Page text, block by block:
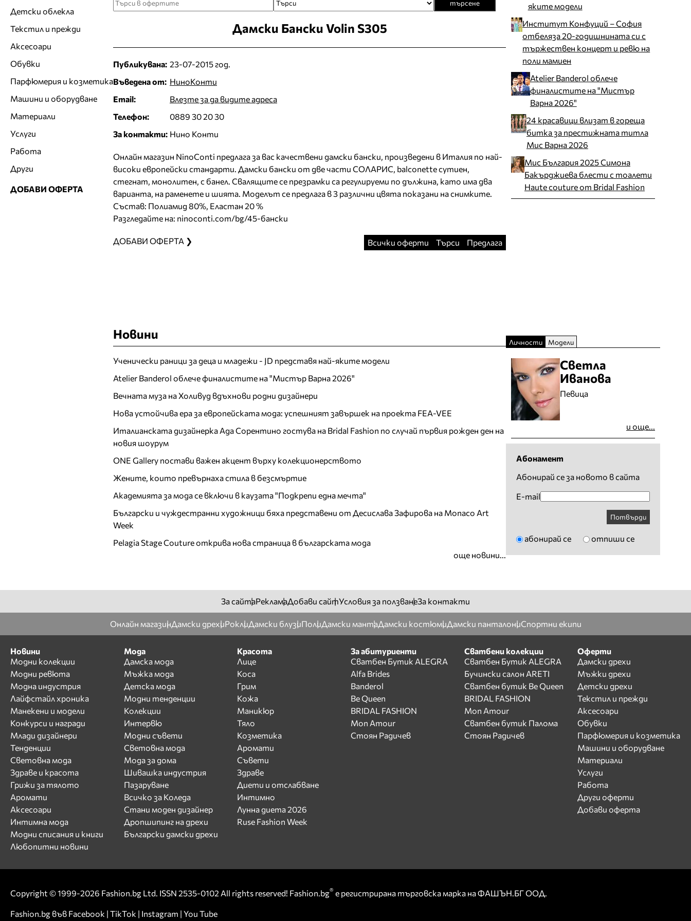
търсене
Дамски Бански Volin S305
Публикувана: 23-07-2015 год.
Въведена от: НиноКонти
Email:
Влезте за да видите адреса
Телефон:
0889 30 20 30
За контакти: Нино Конти
Онлайн магазин NinoConti предлага за вас качествени дамски бански, произведени в Италия по най-
високи европейски стандарти. Дамски бански от две части СОЛАРИС, balconette сутиен,
стегнат, монолитен, с банел. Свалящите се презрамки са регулируеми по дължина, като има два
варианта, на раменете и шията. Моделът се предлага в 3 различни цвята показани на снимките.
Състав: Полиамид 80%, Еластан 20 %
Разгледайте на: ninoconti.com/bg/45-бански
ДОБАВИ ОФЕРТА ❯ Всички оферти Търси Предлага
Новини
Ученически раници за деца и младежи - JD представя най-яките модели
Atelier Banderol облече финалистите на "Мистър Варна 2026"
Вечната муза на Холивуд вдъхнови родни дизайнери
Нова устойчива ера за европейската мода: успешният завършек на проекта FEA-VEE
Италианската дизайнерка Ада Сорентино гостува на Bridal Fashion по случай първия рожден ден на
новия шоурум
ONE Gallery постави важен акцент върху колекционерството
Жените, които превърнаха стила в безсмъртие
Академията за мода се включи в каузата "Подкрепи една мечта"
Български и чуждестранни художници бяха представени от Десислава Зафирова на Monaco Art
Week
Pelagia Stage Couture открива нова страница в българската мода
още новини...
Детски облекла
Текстил и прежди
Аксесоари
Обувки
Парфюмерия и козметика
Машини и оборудване
Материали
Услуги
Работа
Други
ДОБАВИ ОФЕРТА
яките модели
Институт Конфуций – София
отбеляза 20-годишнината си с
тържествен концерт и ревю на
поли мамиен
Atelier Banderol облече
финалистите на "Мистър
Варна 2026"
24 красавици влизат в гореща
битка за престижната титла
Мис Варна 2026
Мис България 2025 Симона
Бакърджиева блести с тоалети
Haute couture от Bridal Fashion
Личности Модели
Светла
Иванова
Певица
и още...
Абонамент
Абонирай се за новото в сайта
E-mail
Потвърди
абонирай се отпиши се
За сайтаРекламаДобави сайтУсловия за ползванеЗа контакти
Онлайн магазинДамски дрехиРоклиДамски блузиПолиДамски мантаДамски костюмиДамски панталониСпортни екипи
Новини
Модни колекции
Модни ревюта
Модна индустрия
Лайфстайл хроника
Манекени и модели
Конкурси и награди
Млади дизайнери
Тенденции
Световна мода
Здраве и красота
Грижи за тялото
Аромати
Аксесоари
Интимна мода
Модни списания и книги
Любопитни новини
Мода
Дамска мода
Мъжка мода
Детска мода
Модни тенденции
Колекции
Интервю
Модни съвети
Световна мода
Мода за дома
Шивашка индустрия
Пазаруване
Всичко за Коледа
Стани моден дизайнер
Дропшипинг на дрехи
Български дамски дрехи
Красота
Лице
Коса
Грим
Кожа
Маникюр
Тяло
Козметика
Аромати
Съвети
Здраве
Диети и отслабване
Интимно
Лунна диета 2026
Ruse Fashion Week
За абитуриенти
Сватбен Бутик ALEGRA
Alfa Brides
Banderol
Be Queen
BRIDAL FASHION
Mon Amour
Стоян Радичев
Сватбени колекции
Сватбен Бутик ALEGRA
Бучински салон ARETI
Сватбен бутик Be Queen
BRIDAL FASHION
Mon Amour
Сватбен бутик Палома
Стоян Радичев
Оферти
Дамски дрехи
Мъжки дрехи
Детски дрехи
Текстил и прежди
Аксесоари
Обувки
Парфюмерия и козметика
Машини и оборудване
Материали
Услуги
Работа
Други оферти
Добави оферта
Copyright © 1999-2026 Fashion.bg Ltd. ISSN 2535-0102 All rights reserved! Fashion.bg® е регистрирана търговска марка на ФАШЪН.БГ ООД.
Fashion.bg във Facebook | TikTok | Instagram | You Tube